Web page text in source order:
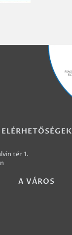
ELÉRHETŐSÉGEK
tér 1.
A VÁROS